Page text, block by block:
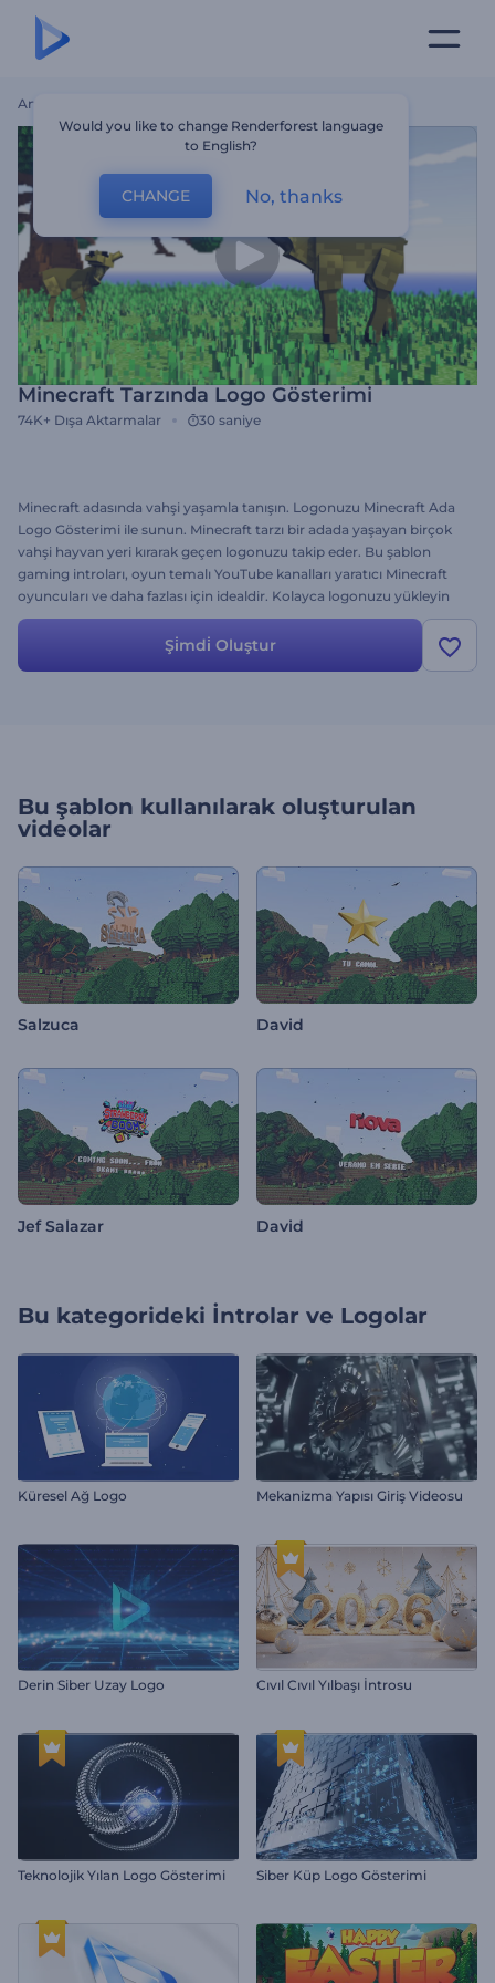
Ana Sayfa
Minecraft Tarzında Logo Gösterimi
74K+ Dışa Aktarmalar 30 saniye
Minecraft adasında vahşi yaşamla tanışın. Logonuzu Minecraft Ada
Logo Gösterimi ile sunun. Minecraft tarzı bir adada yaşayan birçok
vahşi hayvan yeri kırarak geçen logonuzu takip eder. Bu şablon
gaming introları, oyun temalı YouTube kanalları yaratıcı Minecraft
oyuncuları ve daha fazlası için idealdir. Kolayca logonuzu yükleyin
ve dakikalar içinde profesyonel ve benzersiz bir gaming videosuna
sahip olun. Hemen deneyin!Şi̇mdi̇ Oluştur
Bu şablon kullanılarak oluşturulan
videolar
Salzuca David
Jef Salazar David
Bu kategorideki İntrolar ve Logolar
Küresel Ağ Logo Mekanizma Yapısı Giriş Videosu
Derin Siber Uzay Logo Cıvıl Cıvıl Yılbaşı İntrosu
Teknolojik Yılan Logo Gösterimi Siber Küp Logo Gösterimi
Would you like to change Renderforest language
to English?
CHANGE No, thanks